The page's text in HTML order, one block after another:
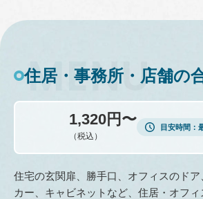
住居・事務所・店舗の
1,320円〜
（税込）
目安時間
住宅の玄関扉、勝手口、オフィスのド
カー、キャビネットなど、住居・オフ